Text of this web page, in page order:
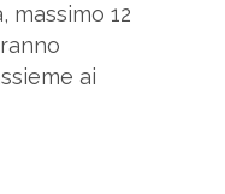
massimo 12
ai